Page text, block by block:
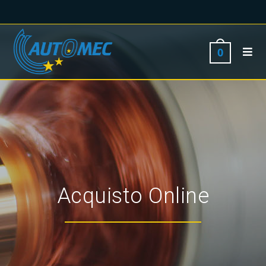
0
Acquisto Online